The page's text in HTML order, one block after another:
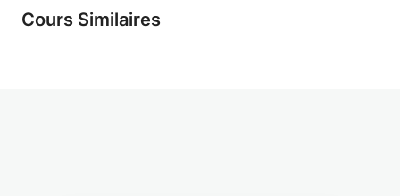
Cours Similaires